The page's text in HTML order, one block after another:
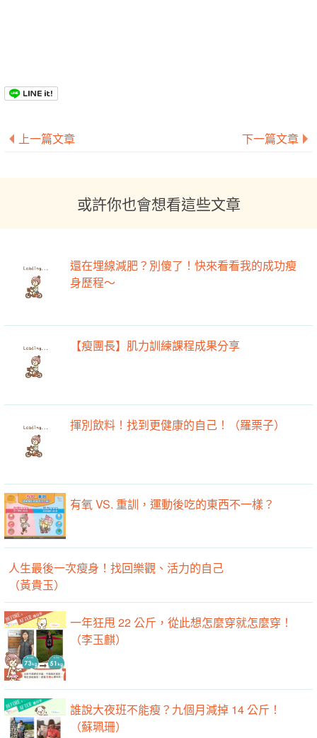
上一篇文章 下一篇文章
或許你也會想看這些文章
還在埋線減肥？別傻了！快來看看我的成功瘦
身歷程～
【瘦團長】肌力訓練課程成果分享
揮別飲料！找到更健康的自己！（羅栗子）
有氧 VS. 重訓，運動後吃的東西不一樣？
人生最後一次瘦身！找回樂觀、活力的自己